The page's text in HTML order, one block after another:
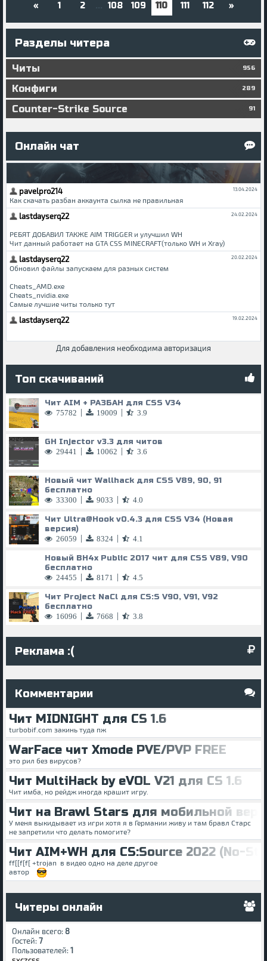
« 1 2 ... 108 109 110 111 112 »
Разделы читера
Читы 956
Конфиги 289
Counter-Strike Source 91
Онлайн чат
Для добавления необходима авторизация
Топ скачиваний
Чит AIM + РАЗБАН для CSS V34
75782 19009 3.9
GH Injector v3.3 для читов
29441 10062 3.6
Новый чит Wallhack для CSS V89, 90, 91
бесплатно
33300 9033 4.0
Чит Ultra@Hook v0.4.3 для CSS V34 (Новая
версия)
26059 8324 4.1
Новый BH4x Public 2017 чит для CSS V89, V90
бесплатно
24455 8171 4.5
Чит Project NaCl для CS:S V90, V91, V92
бесплатно
16096 7668 3.8
Реклама :(
Комментарии
Чит MIDNIGHT для CS 1.6
turbobif.com закинь туда пж
WarFace чит Xmode PVE/PVP FREE
это рил без вирусов?
Чит MultiHack by eVOL V21 для CS 1.6
Чит имба, но рейдж иногда крашит игру.
Чит на Brawl Stars для мобильной
У меня выкидывает из игри хотя я в Германии живу и там бравл Старс
не запретили что делать помогите?
Чит AIM+WH для CS:Source 2022 (No-
ff[[f[f[ +trojan в видео одно на деле другое
автор
Читеры онлайн
Онлайн всего: 8
Гостей: 7
Пользователей: 1